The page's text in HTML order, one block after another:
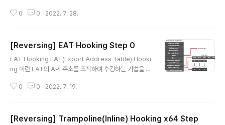
유 라이브러리(Shared Libary) : Linux 운영체제의 공유
이브러리가 외부로 Export 하는 함수명 또는 변수명과 주
었다. 이번 포스팅에서는 C언어를 활용해 실제 EAT에 등
록되어 있는 함수들의 이름과 주소를 불러오는 프로그램을
만들어볼 예정이다. Get Library ImageBase EAT 주
ader)를 구해야 한다. Dos Header의 주소는 해당 라이
0 0 2022. 7. 28.
[Reversing] EAT Hooking Step 0
EAT Hooking EAT(Export Address Table) Hooki
ng 이란 EAT의 API 주소를 조작하여 후킹하는 기법을 말
또는 변수명과 주소가 기록되어 있다. 응용 프로그램 또는
이때 GetProcAddress API는 이 테이블을 참조하여 주
0 0 2022. 7. 19.
[Reversing] Trampoline(Inline) Hooking x64 Step